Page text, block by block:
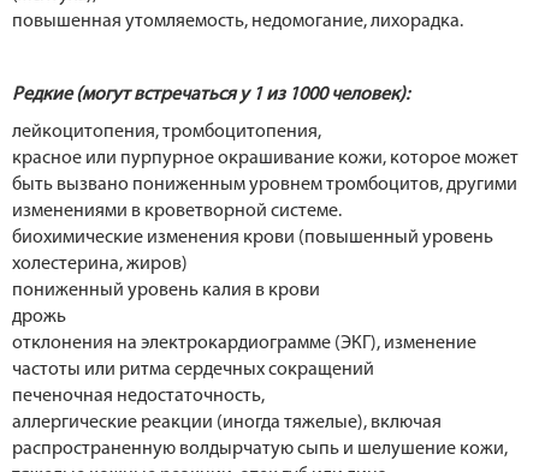
повышенная утомляемость, недомогание, лихорадка.
Редкие (могут встречаться у 1 из 1000 человек):
лейкоцитопения, тромбоцитопения,
красное или пурпурное окрашивание кожи, которое может
быть вызвано пониженным уровнем тромбоцитов, другими
изменениями в кроветворной системе.
биохимические изменения крови (повышенный уровень
холестерина, жиров)
пониженный уровень калия в крови
дрожь
отклонения на электрокардиограмме (ЭКГ), изменение
частоты или ритма сердечных сокращений
печеночная недостаточность,
аллергические реакции (иногда тяжелые), включая
распространенную волдырчатую сыпь и шелушение кожи,